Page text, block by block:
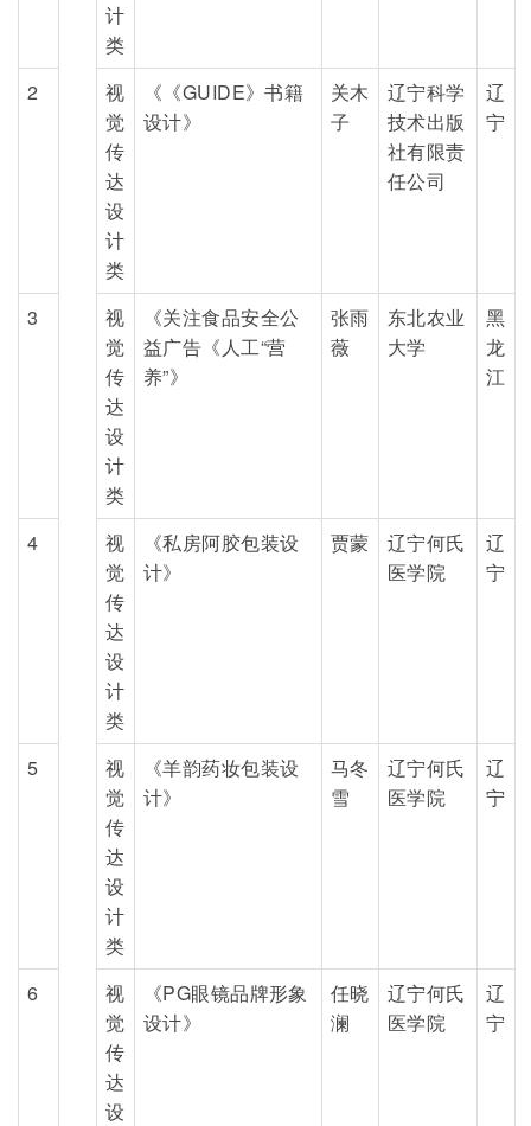
计
类
2
视
觉
传
达
设
计
类
《《GUIDE》书籍
设计》
关木
子
辽宁科学
技术出版
社有限责
任公司
辽
宁
3
视
觉
传
达
设
计
类
《关注食品安全公
益广告《人工“营
养”》
张雨
薇
东北农业
大学
黑
龙
江
4
视
觉
传
达
设
计
类
《私房阿胶包装设
计》
贾蒙
辽宁何氏
医学院
辽
宁
5
视
觉
传
达
设
计
类
《羊韵药妆包装设
计》
马冬
雪
辽宁何氏
医学院
辽
宁
6
视
觉
传
达
设
《PG眼镜品牌形象
设计》
任晓
澜
辽宁何氏
医学院
辽
宁